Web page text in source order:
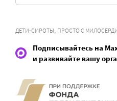
ДЕТИ-СИРОТЫ, ПРОСТО С
Подписывайтесь на
и развивайте вашу